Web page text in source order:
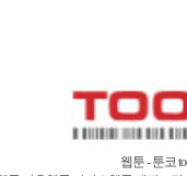
웹툰 - 툰코